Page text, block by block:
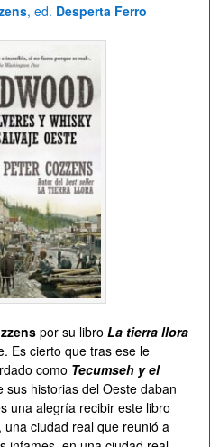
, ed. Desperta Ferro
por su libro La tierra llora
Es cierto que tras ese le
como Tecumseh y el
sus historias del Oeste daban
una alegría recibir este libro
ciudad real que reunió a